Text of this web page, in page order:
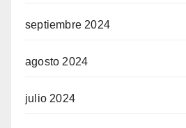
septiembre 2024
agosto 2024
julio 2024